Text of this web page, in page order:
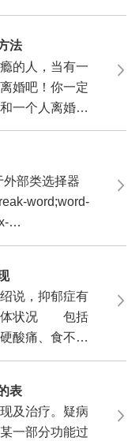
法
的人，当有一
婚吧！你一定
一个人离婚，
部类选择器
word;word-
说，抑郁症有
体状况 包括
酸痛、食不下
表
及治疗。疑病
一部分功能过